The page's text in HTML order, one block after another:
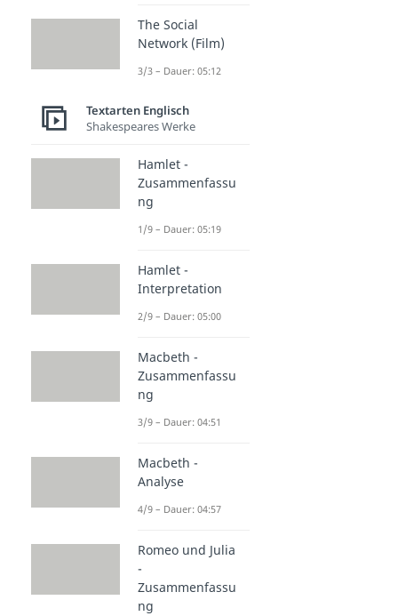
The Social
Network (Film)
3/3 – Dauer: 05:12
Textarten Englisch
Shakespeares Werke
Hamlet -
Zusammenfassu
ng
1/9 – Dauer: 05:19
Hamlet -
Interpretation
2/9 – Dauer: 05:00
Macbeth -
Zusammenfassu
ng
3/9 – Dauer: 04:51
Macbeth -
Analyse
4/9 – Dauer: 04:57
Romeo und Julia
-
Zusammenfassu
ng